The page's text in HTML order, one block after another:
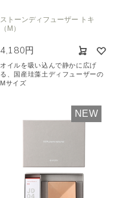
ストーンディフューザー トキ
（M）
4,180円
オイルを吸い込んで静かに広げ
る、国産珪藻土ディフューザーの
Mサイズ
NEW